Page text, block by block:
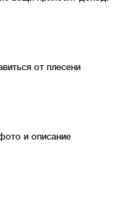
от плесени
и описание